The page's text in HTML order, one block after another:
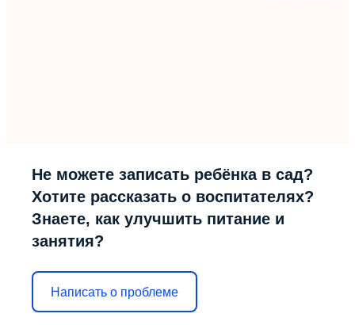
Не можете записать ребёнка в сад?
Хотите рассказать о воспитателях?
Знаете, как улучшить питание и
занятия?
Написать о проблеме